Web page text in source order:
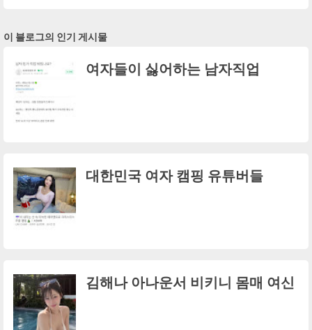
이 블로그의 인기 게시물
여자들이 싫어하는 남자직업
대한민국 여자 캠핑 유튜버들
김해나 아나운서 비키니 몸매 여신